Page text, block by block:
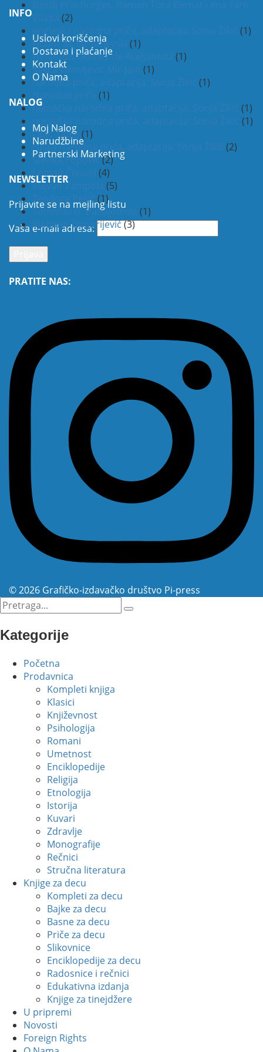
Đordi Prio Burges, Ramon Tora Bernat i Ima Fare
Vilalta
(2)
engleska narodna priča, adaptacija: Sonja Žikić
(1)
Fjodor M. Dostojevski
(1)
Hertrudis Gomes de Aveljaneda
(1)
Milica Jakovljević Mir-Jam
(1)
narodna priča, adaptacija: Sonja Žikić
(1)
Narodne priče
(1)
nemačka narodna priča, adaptacija: Sonja Žikić
(1)
norveška narodna priča, adaptacija: Sonja Žikić
(1)
Otac Tadej (1)
ruska narodna priča, adaptacija: Sonja Žikič
(2)
Slaviša Popović(2)
Soman Čenani
(4)
Stevan Vampola
(5)
Teodora Pešić (1)
Tomislav G. Panajotović
(1)
Vladimir Dimitrijević(3)
INFO
Uslovi korišćenja
Dostava i plaćanje
Kontakt
O Nama
NALOG
Moj Nalog
Narudžbine
Partnerski Marketing
NEWSLETTER
Prijavite se na mejling listu
Vaša e-mail adresa:
PRATITE NAS:
© 2026 Grafičko-izdavačko društvo Pi-press
Kategorije
Početna
Prodavnica
Kompleti knjiga
Klasici
Književnost
Psihologija
Romani
Umetnost
Enciklopedije
Religija
Etnologija
Istorija
Kuvari
Zdravlje
Monografije
Rečnici
Stručna literatura
Knjige za decu
Kompleti za decu
Bajke za decu
Basne za decu
Priče za decu
Slikovnice
Enciklopedije za decu
Radosnice i rečnici
Edukativna izdanja
Knjige za tinejdžere
U pripremi
Novosti
Foreign Rights